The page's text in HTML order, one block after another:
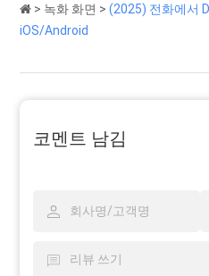
> 녹화 화면 >(2025) 전화에서
iOS/Android
코멘트 남김